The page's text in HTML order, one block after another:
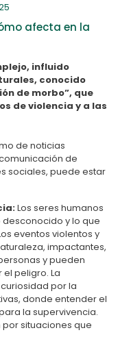
afecta en la
influido
conocido
de morbo”, que
de violencia y a las
de noticias
de
sociales, puede estar
Los seres humanos
y lo que
eventos violentos y
impactantes,
y pueden
peligro. La
por la
donde entender el
la supervivencia.
situaciones que